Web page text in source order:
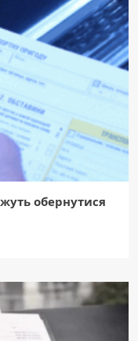
обернутися